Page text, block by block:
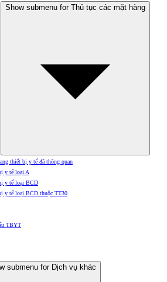
Show submenu for Thủ tục các mặt hàng
thiết bị y tế đã thông quan
y tế loại A
y tế loại BCD
y tế loại BCD thuộc TT30
TBYT
submenu for Dịch vụ khác